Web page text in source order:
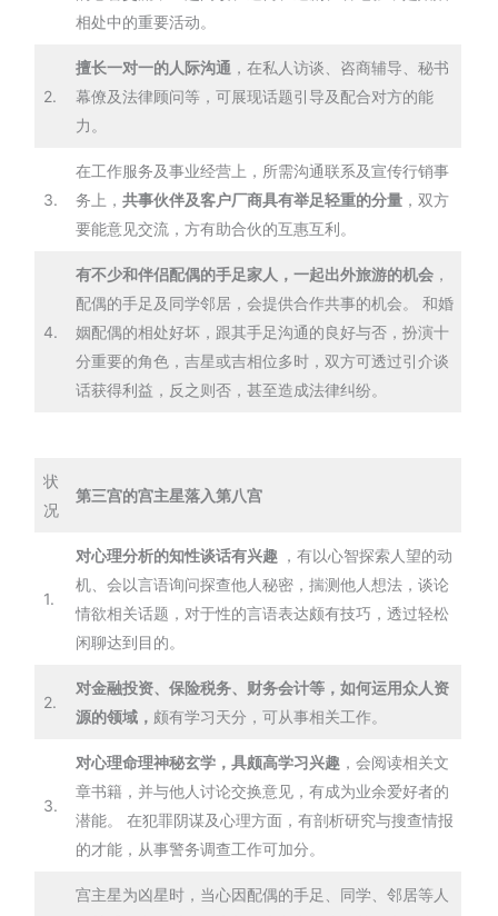
相处中的重要活动。
2.
擅长一对一的人际沟通 ，在私人访谈、咨商辅导、秘书
幕僚及法律顾问等，可展现话题引导及配合对方的能
力。
3.
在工作服务及事业经营上，所需沟通联系及宣传行销事
务上，共事伙伴及客户厂商具有举足轻重的分量 ，双方
要能意见交流，方有助合伙的互惠互利。
4.
有不少和伴侣配偶的手足家人，一起出外旅游的机会 ，
配偶的手足及同学邻居，会提供合作共事的机会。 和婚
姻配偶的相处好坏，跟其手足沟通的良好与否，扮演十
分重要的角色，吉星或吉相位多时，双方可透过引介谈
话获得利益，反之则否，甚至造成法律纠纷。
状
况
第三宫的宫主星落入第八宫
1.
对心理分析的知性谈话有兴趣 ，有以心智探索人望的动
机、会以言语询问探查他人秘密，揣测他人想法，谈论
情欲相关话题，对于性的言语表达颇有技巧，透过轻松
闲聊达到目的。
2.
对金融投资、保险税务、财务会计等，如何运用众人资
源的领域， 颇有学习天分，可从事相关工作。
3.
对心理命理神秘玄学，具颇高学习兴趣 ，会阅读相关文
章书籍，并与他人讨论交换意见，有成为业余爱好者的
潜能。 在犯罪阴谋及心理方面，有剖析研究与搜查情报
的才能，从事警务调查工作可加分。
宫主星为凶星时，当心因配偶的手足、同学、邻居等人